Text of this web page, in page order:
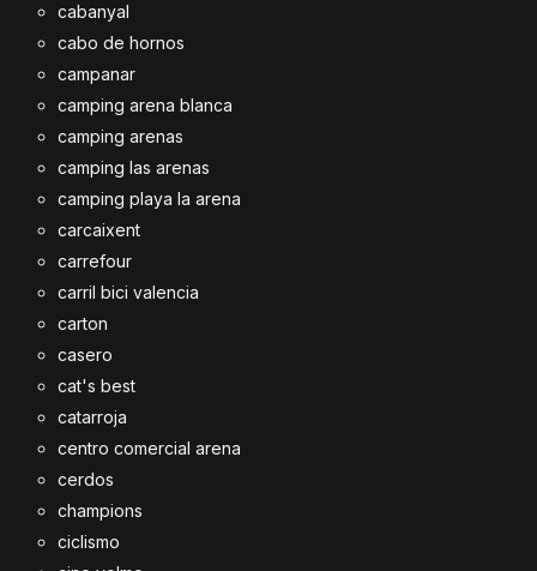
cabanyal
cabo de hornos
campanar
camping arena blanca
camping arenas
camping las arenas
camping playa la arena
carcaixent
carrefour
carril bici valencia
carton
casero
cat's best
catarroja
centro comercial arena
cerdos
champions
ciclismo